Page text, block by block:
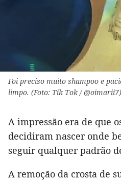
Foi preciso muito shampoo e
limpo. (Foto: Tik Tok / @oimarii7)
A impressão era de que
decidiram nascer onde
seguir qualquer padrão
A remoção da crosta de